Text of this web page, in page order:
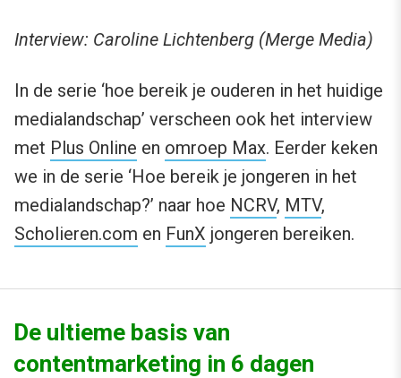
Interview: Caroline Lichtenberg (Merge Media)
In de serie ‘hoe bereik je ouderen in het huidige
medialandschap’ verscheen ook het interview
met Plus Online en omroep Max. Eerder keken
we in de serie ‘Hoe bereik je jongeren in het
medialandschap?’ naar hoe NCRV, MTV,
Scholieren.com en FunX jongeren bereiken.
De ultieme basis van
contentmarketing in 6 dagen